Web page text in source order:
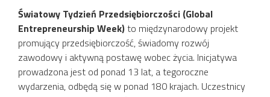
Światowy Tydzień Przedsiębiorczości (Global
Entrepreneurship Week)to międzynarodowy projekt
promujący przedsiębiorczość, świadomy rozwój
zawodowy i aktywną postawę wobec życia. Inicjatywa
prowadzona jest od ponad 13 lat, a tegoroczne
wydarzenia, odbędą się w ponad 180 krajach. Uczestnicy